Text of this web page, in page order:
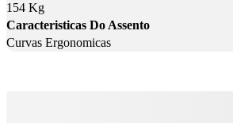
154 Kg
Caracteristicas Do Assento
Curvas Ergonomicas